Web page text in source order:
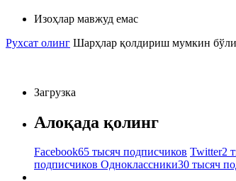
Изоҳлар мавжуд емас
Рухсат олинг Шарҳлар қолдириш мумкин
Загрузка
Алоқада қолинг
Facebook65 тысяч подписчиков Twitter2
подписчиков Одноклассники30 тысяч